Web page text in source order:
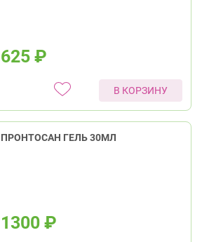
625 ₽
В КОРЗИНУ
ПРОНТОСАН ГЕЛЬ 30МЛ
1300 ₽